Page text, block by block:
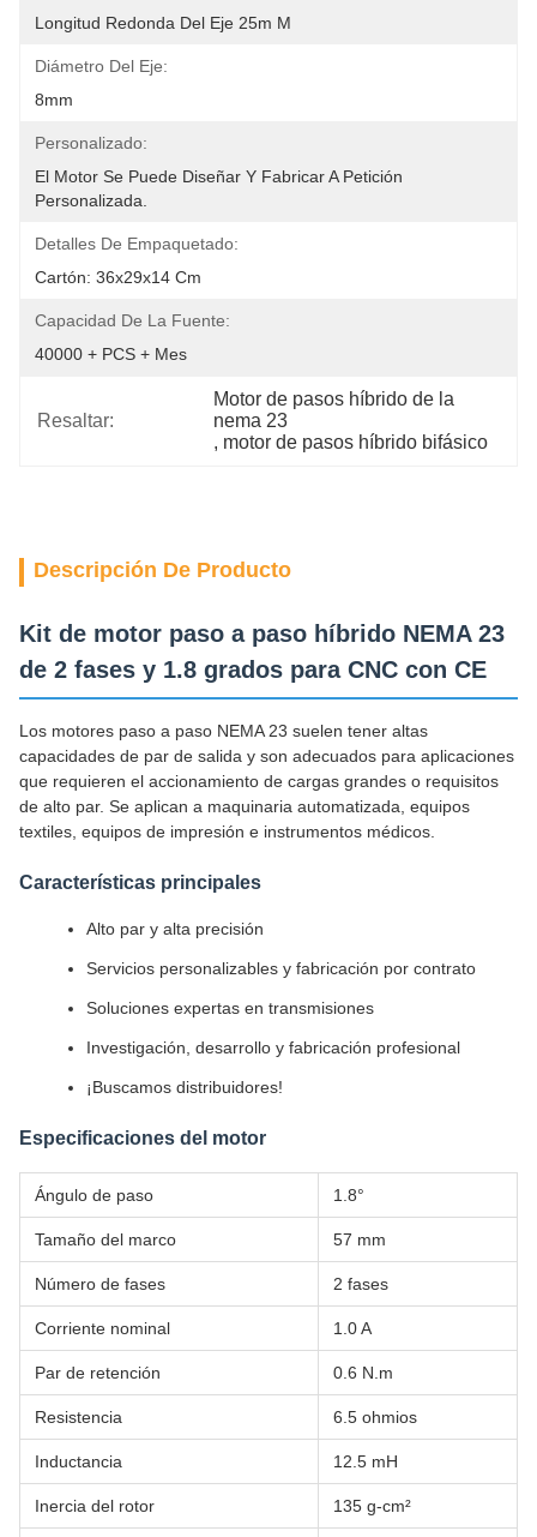
Longitud Redonda Del Eje 25m M
Diámetro Del Eje:
8mm
Personalizado:
El Motor Se Puede Diseñar Y Fabricar A Petición
Personalizada.
Detalles De Empaquetado:
Cartón: 36x29x14 Cm
Capacidad De La Fuente:
40000 + PCS + Mes
Resaltar:
Motor de pasos híbrido de la
nema 23
, motor de pasos híbrido bifásico
Descripción De Producto
Kit de motor paso a paso híbrido NEMA 23
de 2 fases y 1.8 grados para CNC con CE
Los motores paso a paso NEMA 23 suelen tener altas
capacidades de par de salida y son adecuados para aplicaciones
que requieren el accionamiento de cargas grandes o requisitos
de alto par. Se aplican a maquinaria automatizada, equipos
textiles, equipos de impresión e instrumentos médicos.
Características principales
Alto par y alta precisión
Servicios personalizables y fabricación por contrato
Soluciones expertas en transmisiones
Investigación, desarrollo y fabricación profesional
¡Buscamos distribuidores!
Especificaciones del motor
Ángulo de paso 1.8°
Tamaño del marco 57 mm
Número de fases 2 fases
Corriente nominal 1.0 A
Par de retención 0.6 N.m
Resistencia 6.5 ohmios
Inductancia 12.5 mH
Inercia del rotor 135 g-cm²